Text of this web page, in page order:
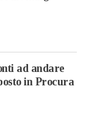
ad andare
in Procura